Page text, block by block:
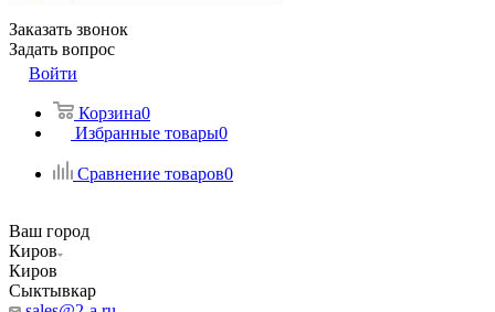
Заказать звонок
Задать вопрос
Войти
Корзина0
Избранные товары0
Сравнение товаров0
Ваш город
Киров
Киров
Сыктывкар